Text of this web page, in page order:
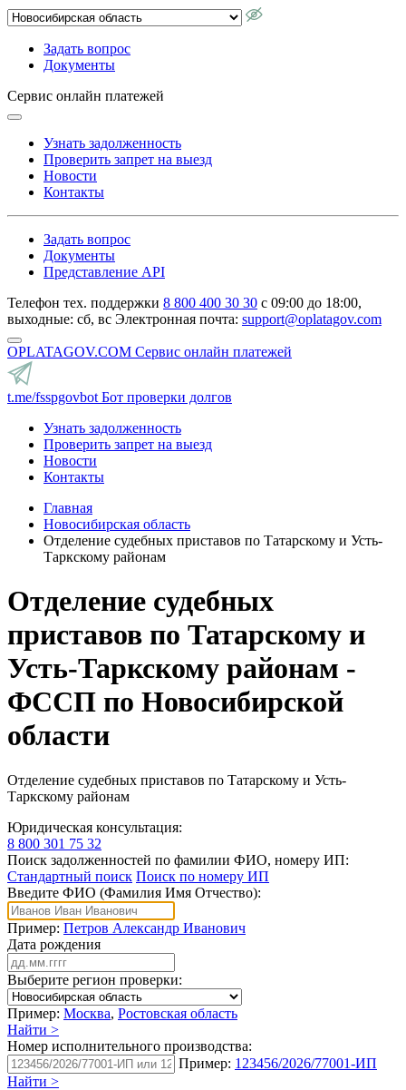
Задать вопрос
Документы
Сервис онлайн платежей
Узнать задолженность
Проверить запрет на выезд
Новости
Контакты
Задать вопрос
Документы
Представление API
Телефон тех. поддержки 8 800 400 30 30 с 09:00 до 18:00,
выходные: сб, вс Электронная почта: support@oplatagov.com
OPLATAGOV.COM Сервис онлайн платежей
t.me/fsspgovbot Бот проверки долгов
Узнать задолженность
Проверить запрет на выезд
Новости
Контакты
Главная
Новосибирская область
Отделение судебных приставов по Татарскому и Усть-
Таркскому районам
Отделение судебных
приставов по Татарскому и
Усть-Таркскому районам -
ФССП по Новосибирской
области
Отделение судебных приставов по Татарскому и Усть-
Таркскому районам
Юридическая консультация:
8 800 301 75 32
Поиск задолженностей по фамилии ФИО, номеру ИП:
Стандартный поиск Поиск по номеру ИП
Введите ФИО (Фамилия Имя Отчество):
Пример: Петров Александр Иванович
Дата рождения
Выберите регион проверки:
Пример: Москва, Ростовская область
Найти >
Номер исполнительного производства:
Пример: 123456/2026/77001-ИП
Найти >